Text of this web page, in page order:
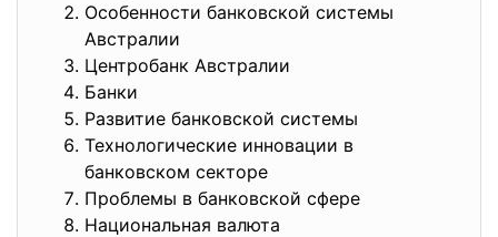
Особенности банковской системы
Австралии
Центробанк Австралии
Банки
Развитие банковской системы
Технологические инновации в
банковском секторе
Проблемы в банковской сфере
Национальная валюта